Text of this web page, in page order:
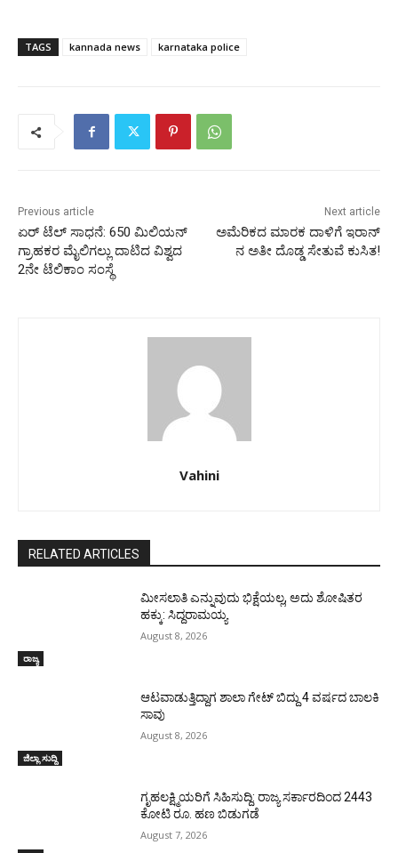
TAGS kannada news karnataka police
Previous article
ಏರ್ ಟೆಲ್ ಸಾಧನೆ: 650 ಮಿಲಿಯನ್
ಗ್ರಾಹಕರ ಮೈಲಿಗಲ್ಲು ದಾಟಿದ ವಿಶ್ವದ
2ನೇ ಟೆಲಿಕಾಂ ಸಂಸ್ಥೆ
Next article
ಅಮೆರಿಕದ ಮಾರಕ ದಾಳಿಗೆ ಇರಾನ್‌
ನ ಅತೀ ದೊಡ್ಡ ಸೇತುವೆ ಕುಸಿತ!
Vahini
RELATED ARTICLES
ರಾಜ್ಯ
ಮೀಸಲಾತಿ ಎನ್ನುವುದು ಭಿಕ್ಷೆಯಲ್ಲ, ಅದು ಶೋಷಿತರ
ಹಕ್ಕು: ಸಿದ್ದರಾಮಯ್ಯ
August 8, 2026
ಜಿಲ್ಲಾ ಸುದ್ದಿ
ಆಟವಾಡುತ್ತಿದ್ದಾಗ ಶಾಲಾ ಗೇಟ್‌ ಬಿದ್ದು 4 ವರ್ಷದ ಬಾಲಕಿ
ಸಾವು
August 8, 2026
ಗೃಹಲಕ್ಷ್ಮಿಯರಿಗೆ ಸಿಹಿಸುದ್ದಿ: ರಾಜ್ಯ ಸರ್ಕಾರದಿಂದ 2443
ಕೋಟಿ ರೂ. ಹಣ ಬಿಡುಗಡೆ
August 7, 2026